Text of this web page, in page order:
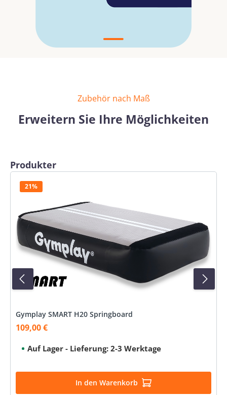
Zubehör nach Maß
Erweitern Sie Ihre Möglichkeiten
Produktgalerie überspringen
Produkter
21%
Gymplay SMART H20 Springboard
Verkaufspreis:
109,00 €
Auf Lager - Lieferung: 2-3 Werktage
In den Warenkorb